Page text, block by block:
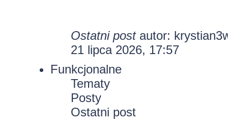
Ostatni postautor:
21 lipca 2026, 17:57
Funkcjonalne
Tematy
Posty
Ostatni post